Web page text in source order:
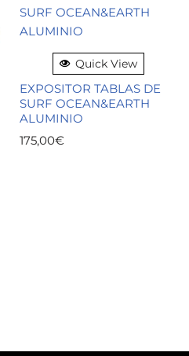
Quick View
EXPOSITOR TABLAS DE
SURF OCEAN&EARTH
ALUMINIO
175,00€